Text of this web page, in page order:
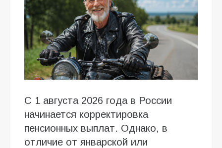
С 1 августа 2026 года в России
начинается корректировка
пенсионных выплат. Однако, в
отличие от январской или